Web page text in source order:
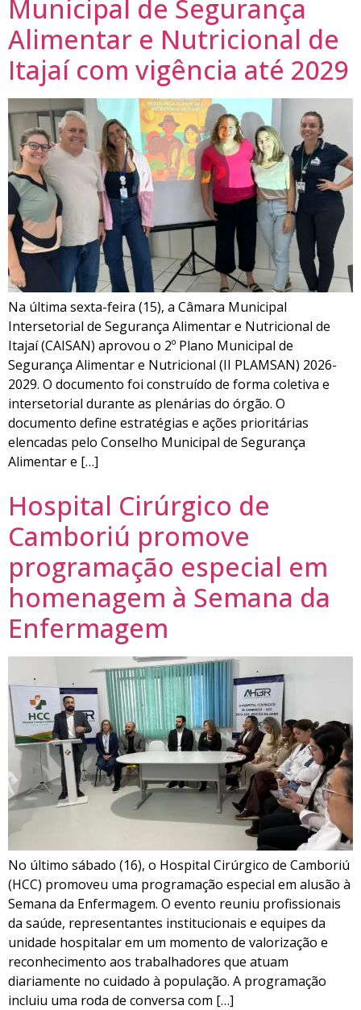
Municipal de Segurança
Alimentar e Nutricional de
Itajaí com vigência até 2029
Na última sexta-feira (15), a Câmara Municipal
Intersetorial de Segurança Alimentar e Nutricional de
Itajaí (CAISAN) aprovou o 2º Plano Municipal de
Segurança Alimentar e Nutricional (II PLAMSAN) 2026-
2029. O documento foi construído de forma coletiva e
intersetorial durante as plenárias do órgão. O
documento define estratégias e ações prioritárias
elencadas pelo Conselho Municipal de Segurança
Alimentar e […]
Hospital Cirúrgico de
Camboriú promove
programação especial em
homenagem à Semana da
Enfermagem
No último sábado (16), o Hospital Cirúrgico de Camboriú
(HCC) promoveu uma programação especial em alusão à
Semana da Enfermagem. O evento reuniu profissionais
da saúde, representantes institucionais e equipes da
unidade hospitalar em um momento de valorização e
reconhecimento aos trabalhadores que atuam
diariamente no cuidado à população. A programação
incluiu uma roda de conversa com […]